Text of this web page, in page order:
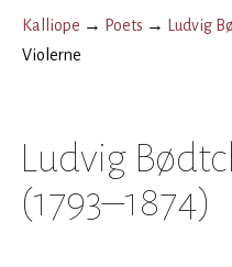
Kalliope → Poets → Ludvig
Violerne
Ludvig
(1793–1874)